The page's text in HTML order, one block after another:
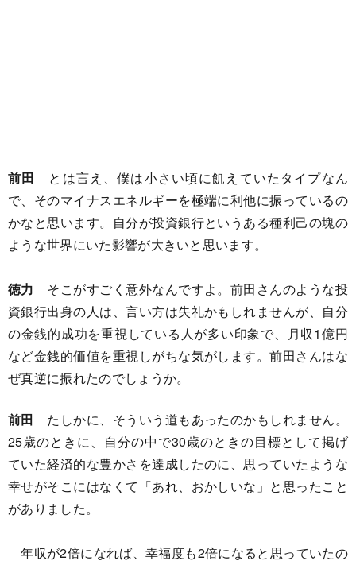
前田
とは言え、僕は小さい頃に飢えていたタイプなん
で、そのマイナスエネルギーを極端に利他に振っているの
かなと思います。自分が投資銀行というある種利己の塊の
ような世界にいた影響が大きいと思います。
徳力 そこがすごく意外なんですよ。前田さんのような投
資銀行出身の人は、言い方は失礼かもしれませんが、自分
の金銭的成功を重視している人が多い印象で、月収1億円
など金銭的価値を重視しがちな気がします。前田さんはな
ぜ真逆に振れたのでしょうか。
前田 たしかに、そういう道もあったのかもしれません。
25歳のときに、自分の中で30歳のときの目標として掲げ
ていた経済的な豊かさを達成したのに、思っていたような
幸せがそこにはなくて「あれ、おかしいな」と思ったこと
がありました。
年収が2倍になれば、幸福度も2倍になると思っていたの